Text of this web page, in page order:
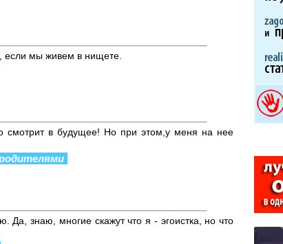
если мы живем в нищете.
смотрит в будущее! Но при этом,у меня на нее
знаю, многие скажут что я - эгоистка, но что